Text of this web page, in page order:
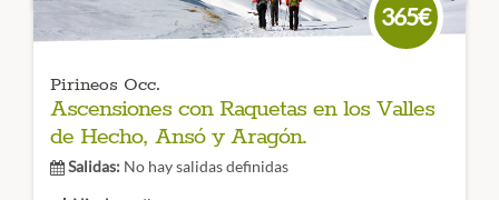
365€
Pirineos Occ.
Ascensiones con Raquetas en los Valles
de Hecho, Ansó y Aragón.
Salidas: No hay salidas definidas